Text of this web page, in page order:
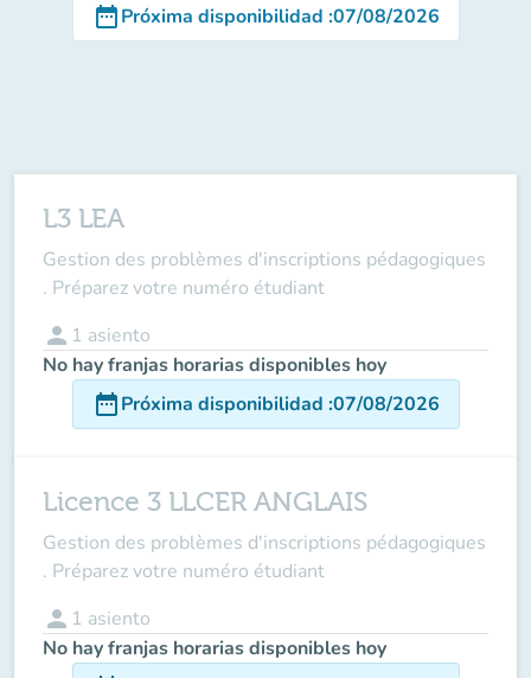
date_rangePróxima disponibilidad :07/08/2026
L3 LEA
Gestion des problèmes d'inscriptions pédagogiques
. Préparez votre numéro étudiant
person 1 asiento
No hay franjas horarias disponibles hoy
date_rangePróxima disponibilidad :07/08/2026
Licence 3 LLCER ANGLAIS
Gestion des problèmes d'inscriptions pédagogiques
. Préparez votre numéro étudiant
person 1 asiento
No hay franjas horarias disponibles hoy